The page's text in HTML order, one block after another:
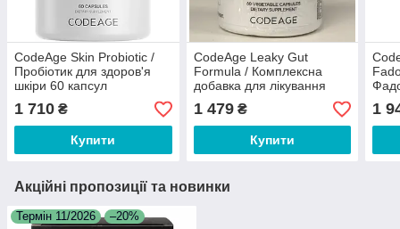
CodeAge Skin Probiotic /
Пробіотик для здоров'я
шкіри 60 капсул
1 710 ₴
Купити
CodeAge Leaky Gut
Formula / Комплексна
добавка для лікування
кишківника 60 капсул
1 479₴
Купити
1
Акційні пропозиції та новинки
Термін 11/2026 –20%